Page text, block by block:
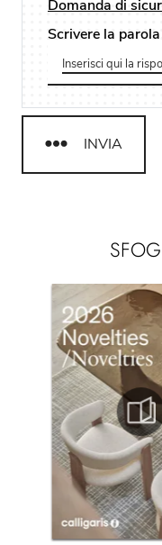
Domanda di
Scrivere la
INVIA